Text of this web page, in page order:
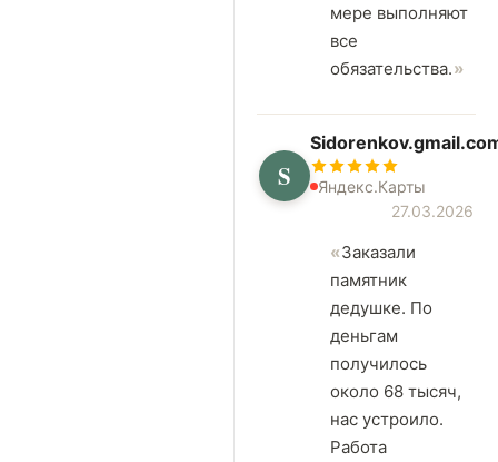
мере выполняют
все
обязательства.
S
Яндекс.Карты
27.03.2026
Заказали
памятник
дедушке. По
деньгам
получилось
около 68 тысяч,
нас устроило.
Работа